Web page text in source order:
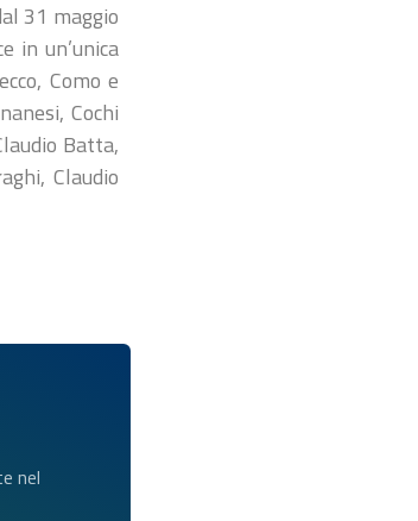
31 maggio
in un’unica
Como e
Cochi
Batta,
Claudio
nel